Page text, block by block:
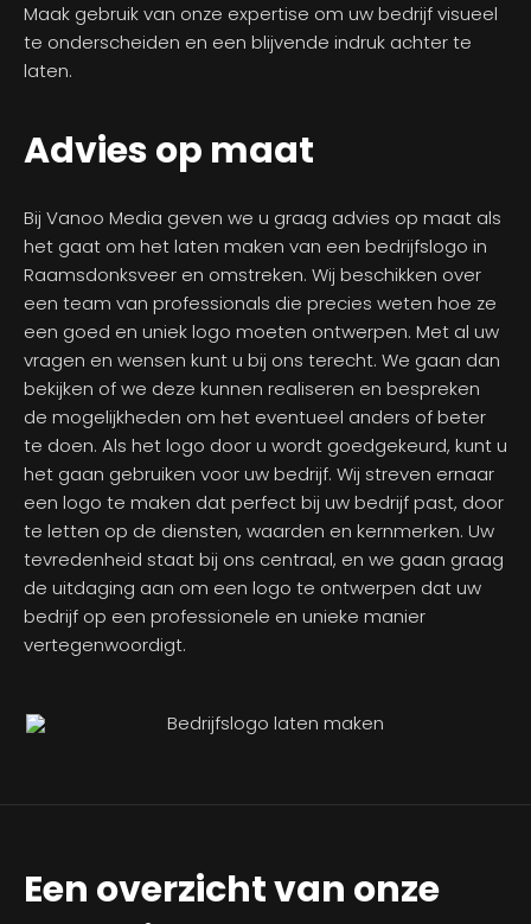
Maak gebruik van onze expertise om uw bedrijf visueel
te onderscheiden en een blijvende indruk achter te
laten.
Advies op maat
Bij Vanoo Media geven we u graag advies op maat als
het gaat om het laten maken van een bedrijfslogo in
Raamsdonksveer en omstreken. Wij beschikken over
een team van professionals die precies weten hoe ze
een goed en uniek logo moeten ontwerpen. Met al uw
vragen en wensen kunt u bij ons terecht. We gaan dan
bekijken of we deze kunnen realiseren en bespreken
de mogelijkheden om het eventueel anders of beter
te doen. Als het logo door u wordt goedgekeurd, kunt u
het gaan gebruiken voor uw bedrijf. Wij streven ernaar
een logo te maken dat perfect bij uw bedrijf past, door
te letten op de diensten, waarden en kernmerken. Uw
tevredenheid staat bij ons centraal, en we gaan graag
de uitdaging aan om een logo te ontwerpen dat uw
bedrijf op een professionele en unieke manier
vertegenwoordigt.
Een overzicht van onze